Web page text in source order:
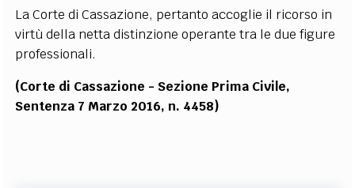
La Corte di Cassazione, pertanto accoglie il ricorso in
virtù della netta distinzione operante tra le due figure
professionali.
(Corte di Cassazione - Sezione Prima Civile,
Sentenza 7 Marzo 2016, n. 4458)